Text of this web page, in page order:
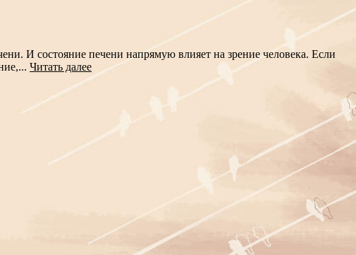
И состояние печени напрямую влияет на зрение человека. Если
Читать далее